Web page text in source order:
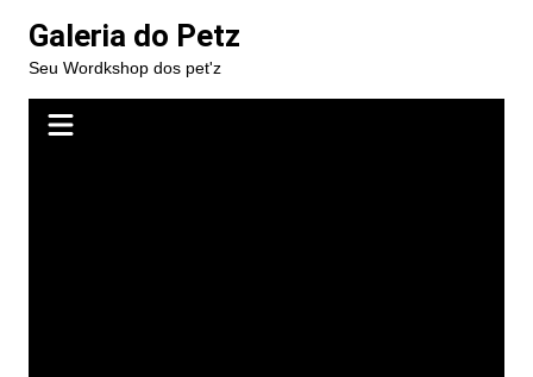
para
conteúdo
Galeria do Petz
Seu Wordkshop dos pet'z